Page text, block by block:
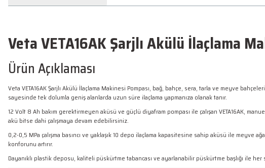
Veta VETA16AK Şarjlı Akülü İlaçlama
Ürün Açıklaması
Veta VETA16AK Şarjlı Akülü İlaçlama Makinesi Pompası, bağ, bahçe, sera, tarla ve meyve
sayesinde tek dolumla geniş alanlarda uzun süre ilaçlama yapmanıza olanak tanır.
12 Volt 8 Ah bakım gerektirmeyen aküsü ve güçlü diyafram pompası ile çalışan VETA16AK,
akü bitse dahi çalışmaya devam edebilirsiniz.
0,2-0,5 MPa çalışma basıncı ve yaklaşık 10 depo ilaçlama kapasitesine sahip aküsü ile meyve
konforunu artırır.
Dayanıklı plastik deposu, kaliteli püskürtme tabancası ve ayarlanabilir püskürtme başlığı ile